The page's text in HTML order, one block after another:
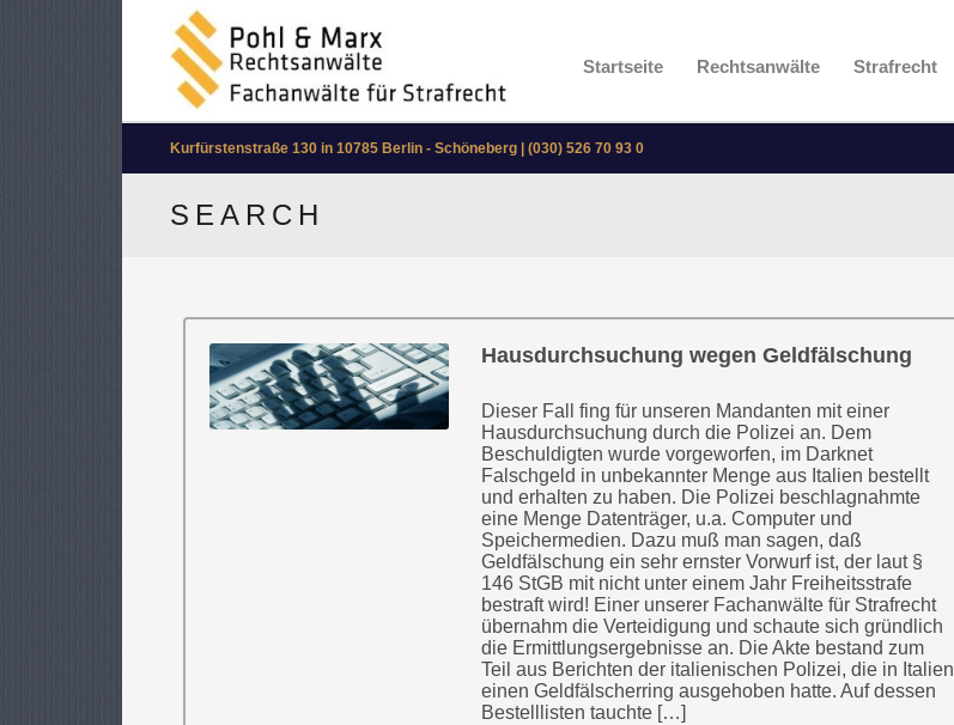
Startseite Rechtsanwälte Strafrecht
Kurfürstenstraße 130 in 10785 Berlin - Schöneberg | (030) 526 70 93 0
SEARCH
Hausdurchsuchung wegen Geldfälschung
Dieser Fall fing für unseren Mandanten mit einer
Hausdurchsuchung durch die Polizei an. Dem
Beschuldigten wurde vorgeworfen, im Darknet
Falschgeld in unbekannter Menge aus Italien bestellt
und erhalten zu haben. Die Polizei beschlagnahmte
eine Menge Datenträger, u.a. Computer und
Speichermedien. Dazu muß man sagen, daß
Geldfälschung ein sehr ernster Vorwurf ist, der laut §
146 StGB mit nicht unter einem Jahr Freiheitsstrafe
bestraft wird! Einer unserer Fachanwälte für Strafrecht
übernahm die Verteidigung und schaute sich gründlich
die Ermittlungsergebnisse an. Die Akte bestand zum
Teil aus Berichten der italienischen Polizei, die in Italien
einen Geldfälscherring ausgehoben hatte. Auf dessen
Bestelllisten tauchte […]